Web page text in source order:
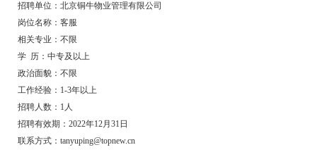
招聘单位：北京铜牛物业管理有限公司
岗位名称：客服
相关专业：不限
学 历：中专及以上
政治面貌：不限
工作经验：1-3年以上
招聘人数：1人
招聘有效期：2022年12月31日
联系方式：tanyuping@topnew.cn